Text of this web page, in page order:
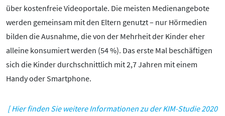
über kostenfreie Videoportale. Die meisten Medienangebote
werden gemeinsam mit den Eltern genutzt – nur Hörmedien
bilden die Ausnahme, die von der Mehrheit der Kinder eher
alleine konsumiert werden (54 %). Das erste Mal beschäftigen
sich die Kinder durchschnittlich mit 2,7 Jahren mit einem
Handy oder Smartphone.
[ Hier finden Sie weitere Informationen zu der KIM-Studie 2020